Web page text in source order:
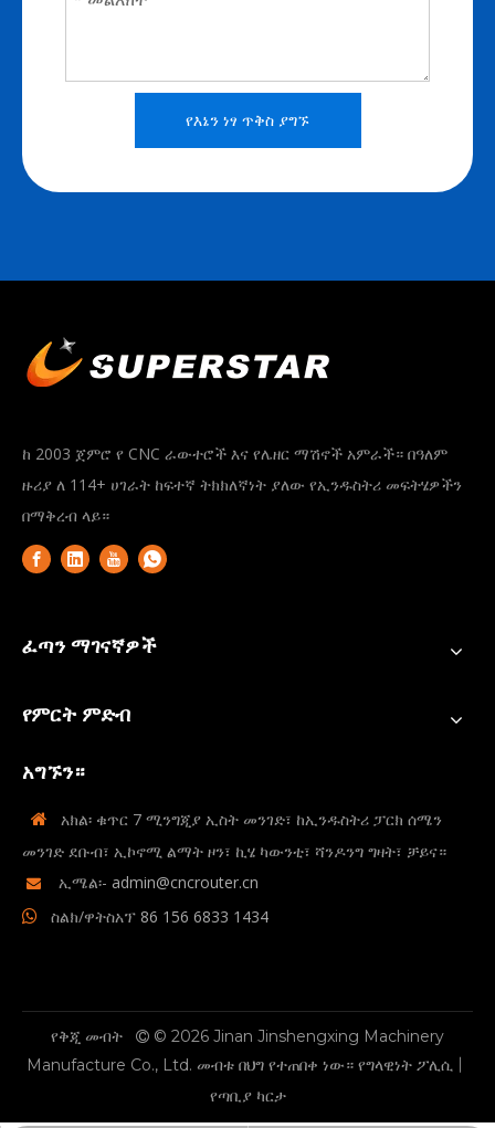
የእኔን ነፃ ጥቅስ ያግኙ
ከ 2003 ጀምሮ የ CNC ራውተሮች እና የሌዘር ማሽኖች አምራች። በዓለም
ዙሪያ ለ 114+ ሀገራት ከፍተኛ ትክክለኛነት ያለው የኢንዱስትሪ መፍትሄዎችን
በማቅረብ ላይ።
ፈጣን ማገናኛዎች
የምርት ምድብ
አግኙን።

አክል፡ ቁጥር 7 ሚንግጂያ ኢስት መንገድ፣ ከኢንዱስትሪ ፓርክ ሰሜን
መንገድ ደቡብ፣ ኢኮኖሚ ልማት ዞን፣ ኪሄ ካውንቲ፣ ሻንዶንግ ግዛት፣ ቻይና።
 ኢሜል፡- admin@cncrouter.cn
 ስልክ/ዋትስአፕ 86 156 6833 1434
የቅጂ መብት  © 2026 Jinan Jinshengxing Machinery
Manufacture Co., Ltd. መብቱ በህግ የተጠበቀ ነው። የግላዊነት ፖሊሲ
የጣቢያ ካርታ